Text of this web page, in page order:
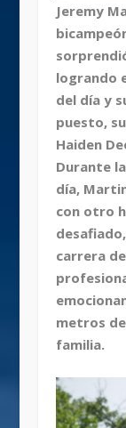
Jeremy
logrando
del día y
puesto,
Haiden
Durante
día,
con otro
carrera
metros
familia.